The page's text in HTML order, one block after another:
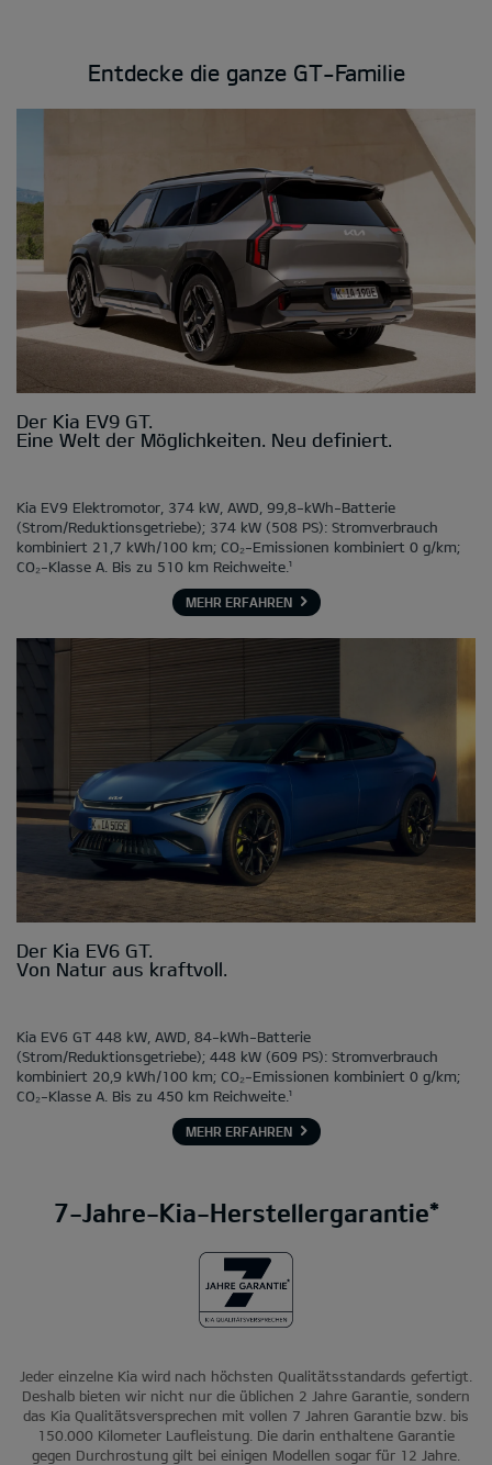
Entdecke die ganze GT-Familie
Der Kia EV9 GT.
Eine Welt der Möglichkeiten. Neu definiert.
Kia EV9 Elektromotor, 374 kW, AWD, 99,8-kWh-Batterie
(Strom/Reduktionsgetriebe); 374 kW (508 PS): Stromverbrauch
kombiniert 21,7 kWh/100 km; CO₂-Emissionen kombiniert 0 g/km;
CO₂-Klasse A. Bis zu 510 km Reichweite.¹
MEHR ERFAHREN
Der Kia EV6 GT.
Von Natur aus kraftvoll.
Kia EV6 GT 448 kW, AWD, 84-kWh-Batterie
(Strom/Reduktionsgetriebe); 448 kW (609 PS): Stromverbrauch
kombiniert 20,9 kWh/100 km; CO₂-Emissionen kombiniert 0 g/km;
CO₂-Klasse A. Bis zu 450 km Reichweite.¹
MEHR ERFAHREN
7-Jahre-Kia-Herstellergarantie*
Jeder einzelne Kia wird nach höchsten Qualitätsstandards gefertigt.
Deshalb bieten wir nicht nur die üblichen 2 Jahre Garantie, sondern
das Kia Qualitätsversprechen mit vollen 7 Jahren Garantie bzw. bis
150.000 Kilometer Laufleistung. Die darin enthaltene Garantie
gegen Durchrostung gilt bei einigen Modellen sogar für 12 Jahre.